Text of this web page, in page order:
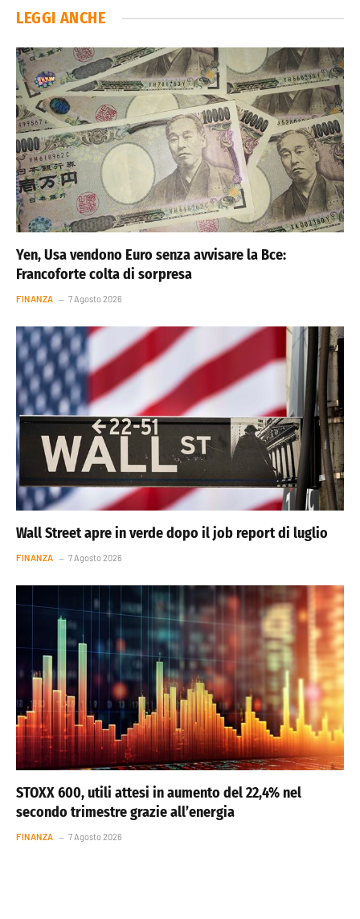
LEGGI ANCHE
Yen, Usa vendono Euro senza avvisare la Bce:
Francoforte colta di sorpresa
FINANZA 7 Agosto 2026
Wall Street apre in verde dopo il job report di luglio
FINANZA 7 Agosto 2026
STOXX 600, utili attesi in aumento del 22,4% nel
secondo trimestre grazie all’energia
FINANZA 7 Agosto 2026